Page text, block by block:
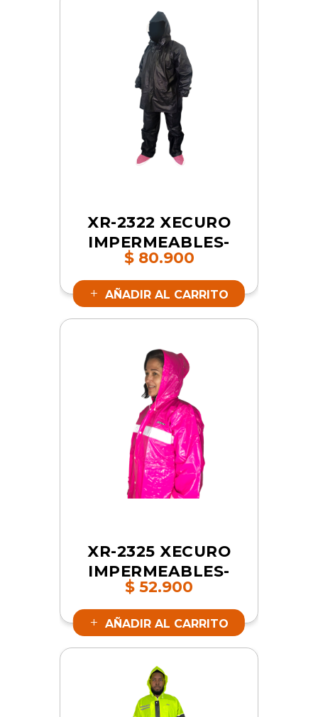
XR-2322 XECURO
IMPERMEABLES-
PVC CON ZAPATO
ROSADO XL | SKU
17489
$80.900
AÑADIR AL CARRITO
XR-2325 XECURO
IMPERMEABLES-
PVC DOS PIEZAS
ROSADO L | SKU
9362
$ 52.900
AÑADIR AL CARRITO